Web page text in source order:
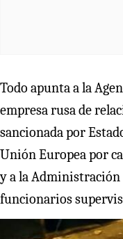
Todo apunta a la
empresa rusa de
sancionada por
Unión Europea por
y a la Administración
funcionarios